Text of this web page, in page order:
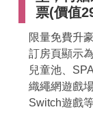
最新留言
商家合作
推薦景點
票(價值
限量免費升
訂房頁顯示
兒童池、
織繩網遊戲
Switch遊戲